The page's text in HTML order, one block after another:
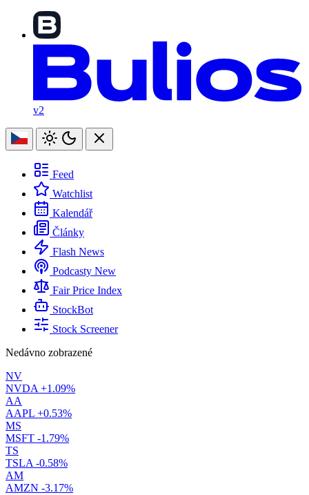
v2
Feed
Watchlist
Kalendář
Články
Flash News
Podcasty New
Fair Price Index
StockBot
Stock Screener
Nedávno zobrazené
NV
NVDA +1.09%
AA
AAPL +0.53%
MS
MSFT -1.79%
TS
TSLA -0.58%
AM
AMZN -3.17%